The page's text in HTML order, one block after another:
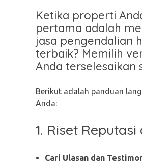
Ketika properti
pertama adalah
jasa pengendalian
terbaik? Memilih
Anda terselesaikan
Berikut adalah panduan
Anda:
1. Riset
Cari Ulasan dan